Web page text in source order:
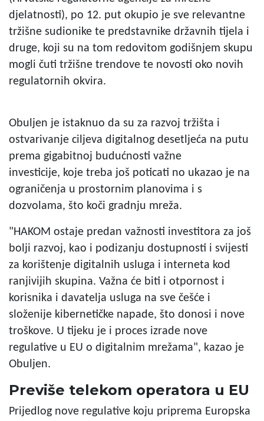
djelatnosti), po 12. put okupio je sve relevantne
tržišne sudionike te predstavnike državnih tijela i
druge, koji su na tom redovitom godišnjem skupu
mogli čuti tržišne trendove te novosti oko novih
regulatornih okvira.
Obuljen je istaknuo da su za razvoj tržišta i
ostvarivanje ciljeva digitalnog desetljeća na putu
prema gigabitnoj budućnosti važne
investicije, koje treba još poticati no ukazao je na
ograničenja u prostornim planovima i s
dozvolama, što koči gradnju mreža.
"HAKOM ostaje predan važnosti investitora za još
bolji razvoj, kao i podizanju dostupnosti i svijesti
za korištenje digitalnih usluga i interneta kod
ranjivijih skupina. Važna će biti i otpornost i
korisnika i davatelja usluga na sve češće i
složenije kibernetičke napade, što donosi i nove
troškove. U tijeku je i proces izrade nove
regulative u EU o digitalnim mrežama", kazao je
Obuljen.
Previše telekom operatora u EU
Prijedlog nove regulative koju priprema Europska